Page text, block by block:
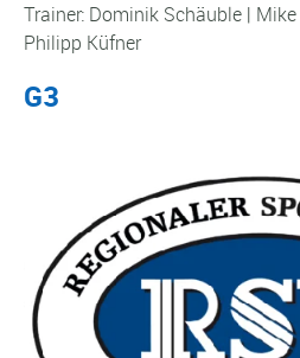
Trainer: Dominik Schäuble |
Philipp Küfner
G3